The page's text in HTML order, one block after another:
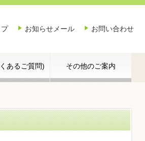
お問い合わせ
お知らせメール
あるご質問) その他のご案内